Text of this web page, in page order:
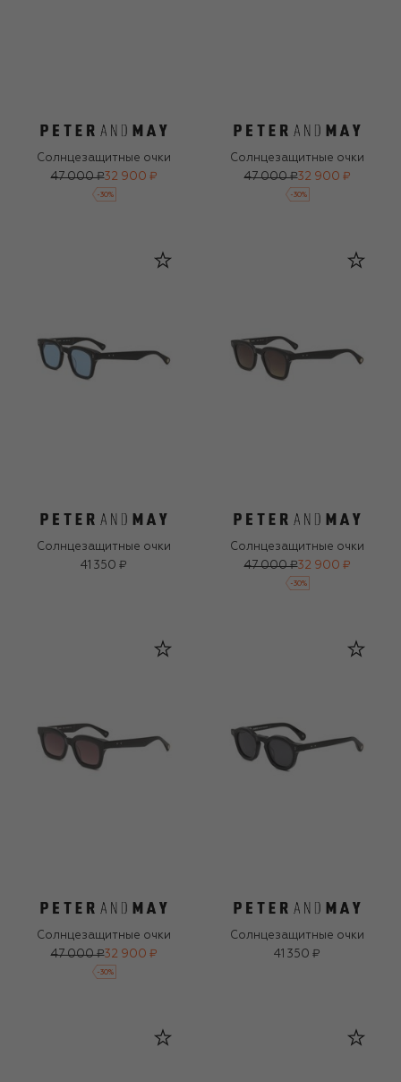
Солнцезащитные очки
47 000 ₽32 900 ₽
-30%
Солнцезащитные очки
47 000 ₽32 900 ₽
-30%
Солнцезащитные очки
41 350 ₽
Солнцезащитные очки
47 000 ₽32 900 ₽
-30%
Солнцезащитные очки
47 000 ₽32 900 ₽
-30%
Солнцезащитные очки
41 350 ₽